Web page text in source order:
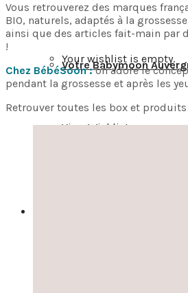
Your wishlist is empty.
View Wishlist
Votre Babymoon
Vous retrouverez des marques
BIO, naturels, adaptés à la
ainsi que des articles fait-main par
!
Chez BébéSoon :on adore le
pendant la grossesse et après les
Retrouver toutes les box et